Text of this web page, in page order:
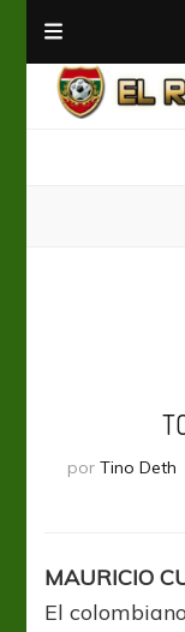
por Tino Deth
MAURICIO
El